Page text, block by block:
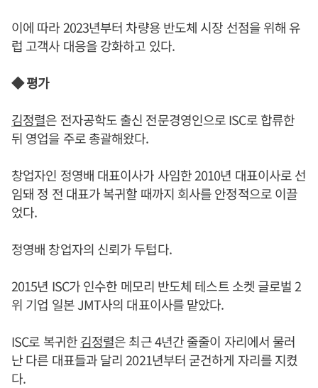
이에 따라 2023년부터 차량용 반도체 시장 선점을 위해 유
럽 고객사 대응을 강화하고 있다.
◆ 평가
김정렬은 전자공학도 출신 전문경영인으로 ISC로 합류한
뒤 영업을 주로 총괄해왔다.
창업자인 정영배 대표이사가 사임한 2010년 대표이사로 선
임돼 정 전 대표가 복귀할 때까지 회사를 안정적으로 이끌
었다.
정영배 창업자의 신뢰가 두텁다.
2015년 ISC가 인수한 메모리 반도체 테스트 소켓 글로벌 2
위 기업 일본 JMT사의 대표이사를 맡았다.
ISC로 복귀한김정렬은 최근 4년간 줄줄이 자리에서 물러
난 다른 대표들과 달리 2021년부터 굳건하게 자리를 지켰
다.